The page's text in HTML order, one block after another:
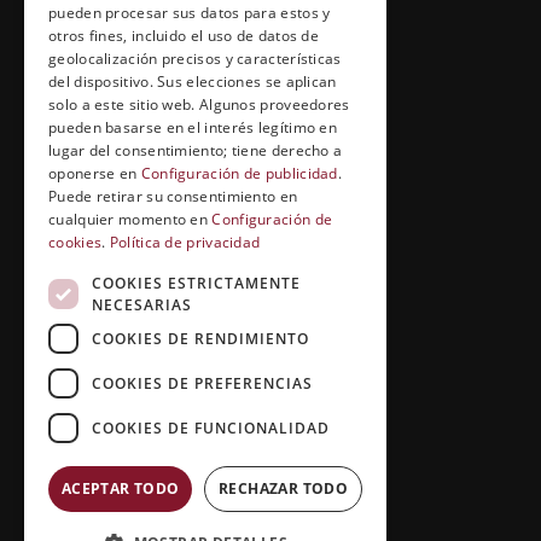
Cuídate con Grupo Esneca
Entrevistas profesionales
EL RINCÓN DEL ALUMNO
Conócenos
Preguntas y respuestas
Clases virtuales
Copyright © 2026 |Grupo Esneca TV
pueden procesar sus datos para estos y
otros fines, incluido el uso de datos de
geolocalización precisos y características
del dispositivo. Sus elecciones se aplican
solo a este sitio web. Algunos proveedores
pueden basarse en el interés legítimo en
lugar del consentimiento; tiene derecho a
oponerse en Configuración de publicidad.
Puede retirar su consentimiento en
cualquier momento enConfiguración de
cookies. Política de privacidad
COOKIES ESTRICTAMENTE
NECESARIAS
COOKIES DE RENDIMIENTO
COOKIES DE PREFERENCIAS
COOKIES DE FUNCIONALIDAD
ACEPTAR TODO RECHAZAR TODO